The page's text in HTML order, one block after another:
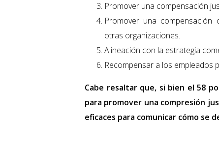
Promover una compensación
Promover una
otras organizaciones.
Alineación con la estrategia
Recompensar a los empleados
Cabe resaltar que, si bien el 58
para promover una compresión
eficaces para comunicar cómo se